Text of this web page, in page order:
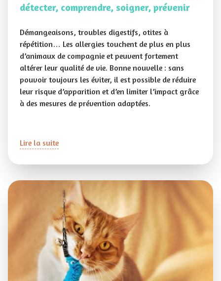
détecter, comprendre, soigner, prévenir
Démangeaisons, troubles digestifs, otites à
répétition… Les allergies touchent de plus en plus
d’animaux de compagnie et peuvent fortement
altérer leur qualité de vie. Bonne nouvelle : sans
pouvoir toujours les éviter, il est possible de réduire
leur risque d’apparition et d’en limiter l’impact grâce
à des mesures de prévention adaptées.
Lire la suite